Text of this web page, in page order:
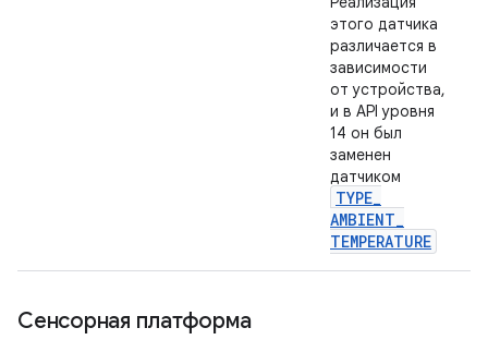
этого датчика
различается в
зависимости
от устройства,
и в API уровня
14 он был
заменен
датчиком
TYPE_
AMBIENT_
TEMPERATURE
Сенсорная платформа